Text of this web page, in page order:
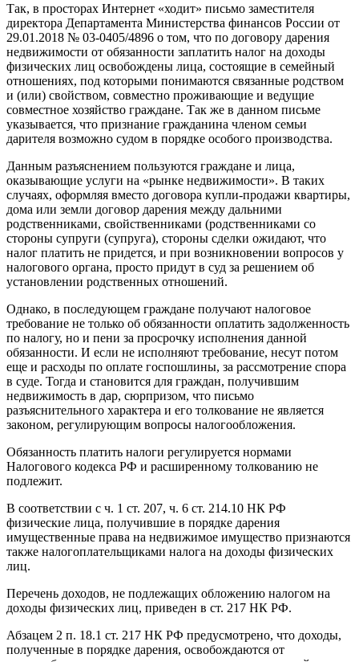
Так, в просторах Интернет «ходит» письмо заместителя
директора Департамента Министерства финансов России от
29.01.2018 № 03-0405/4896 о том, что по договору дарения
недвижимости от обязанности заплатить налог на доходы
физических лиц освобождены лица, состоящие в семейный
отношениях, под которыми понимаются связанные родством
и (или) свойством, совместно проживающие и ведущие
совместное хозяйство граждане. Так же в данном письме
указывается, что признание гражданина членом семьи
дарителя возможно судом в порядке особого производства.
Данным разъяснением пользуются граждане и лица,
оказывающие услуги на «рынке недвижимости». В таких
случаях, оформляя вместо договора купли-продажи квартиры,
дома или земли договор дарения между дальними
родственниками, свойственниками (родственниками со
стороны супруги (супруга), стороны сделки ожидают, что
налог платить не придется, и при возникновении вопросов у
налогового органа, просто придут в суд за решением об
установлении родственных отношений.
Однако, в последующем граждане получают налоговое
требование не только об обязанности оплатить задолженность
по налогу, но и пени за просрочку исполнения данной
обязанности. И если не исполняют требование, несут потом
еще и расходы по оплате госпошлины, за рассмотрение спора
в суде. Тогда и становится для граждан, получившим
недвижимость в дар, сюрпризом, что письмо
разъяснительного характера и его толкование не является
законом, регулирующим вопросы налогообложения.
Обязанность платить налоги регулируется нормами
Налогового кодекса РФ и расширенному толкованию не
подлежит.
В соответствии с ч. 1 ст. 207, ч. 6 ст. 214.10 НК РФ
физические лица, получившие в порядке дарения
имущественные права на недвижимое имущество признаются
также налогоплательщиками налога на доходы физических
лиц.
Перечень доходов, не подлежащих обложению налогом на
доходы физических лиц, приведен в ст. 217 НК РФ.
Абзацем 2 п. 18.1 ст. 217 НК РФ предусмотрено, что доходы,
полученные в порядке дарения, освобождаются от